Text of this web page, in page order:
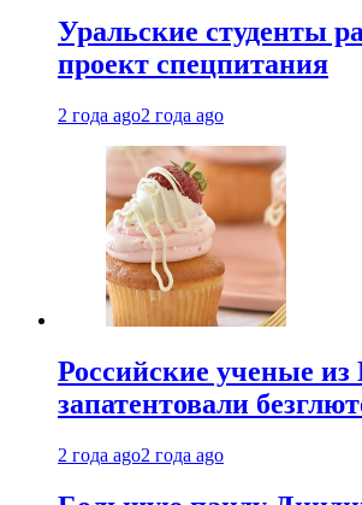
Уральские студенты
проект спецпитания
2 года ago2 года ago
Российские ученые из
запатентовали
2 года ago2 года ago